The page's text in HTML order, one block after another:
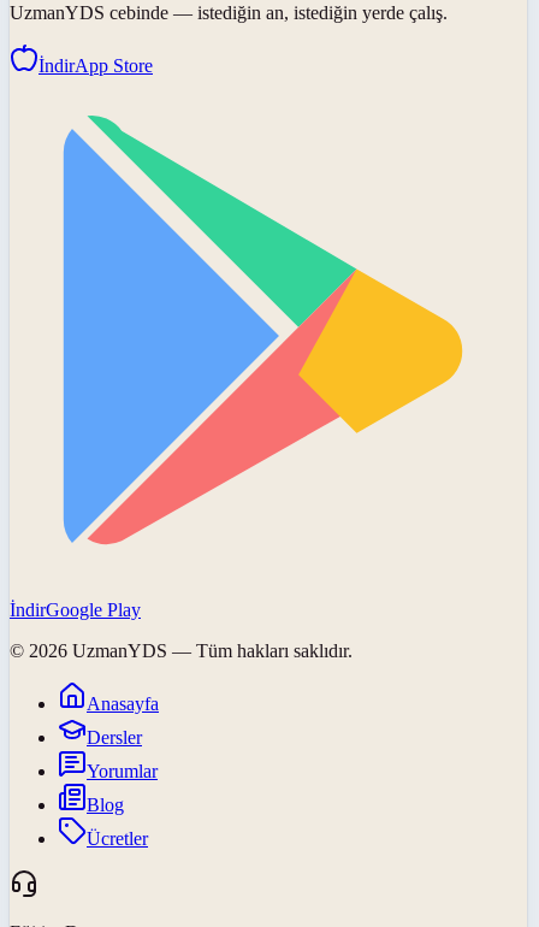
UzmanYDS cebinde — istediğin an, istediğin yerde çalış.
İndirApp Store
İndirGoogle Play
© 2026 UzmanYDS — Tüm hakları saklıdır.
Anasayfa
Dersler
Yorumlar
Blog
Ücretler